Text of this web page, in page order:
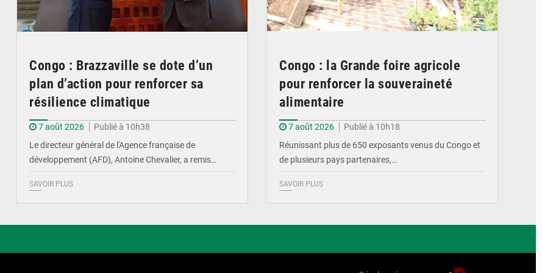
Congo : Brazzaville se dote d’un
plan d’action pour renforcer sa
résilience climatique
7 août 2026
Publié à 10h38
Le directeur général de l'Agence française de
développement (AFD), Antoine Chevalier, a remis…
SAVOIR PLUS
Congo : la Grande foire agricole
pour renforcer la souveraineté
alimentaire
7 août 2026
Publié à 10h18
Réunissant plus de 650 exposants venus du Congo et
de plusieurs pays partenaires,…
SAVOIR PLUS